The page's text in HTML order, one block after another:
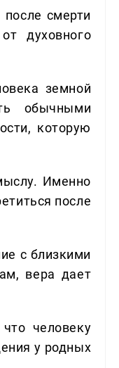
смерти
духовного
земной
обычными
которую
Именно
после
с близкими
вера дает
человеку
у родных